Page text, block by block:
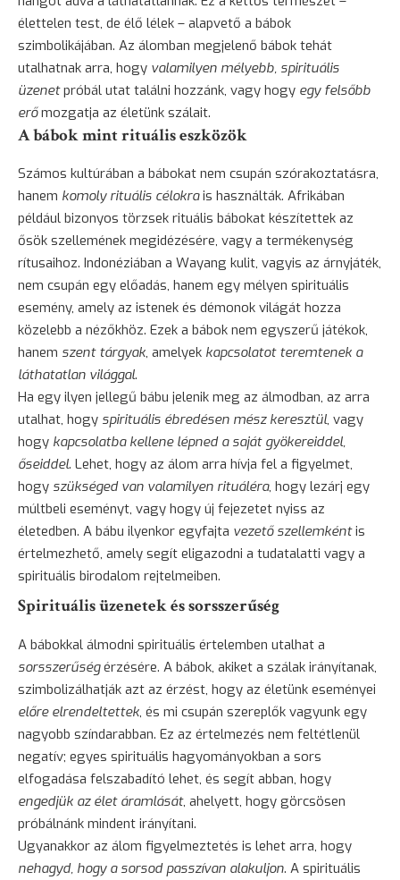
élettelen test, de élő lélek – alapvető a bábok
szimbolikájában. Az álomban megjelenő bábok tehát
utalhatnak arra, hogy valamilyen mélyebb, spirituális
üzenetpróbál utat találni hozzánk, vagy hogy egy felsőbb
erőmozgatja az életünk szálait.
A bábok mint rituális eszközök
Számos kultúrában a bábokat nem csupán szórakoztatásra,
hanem komoly rituális célokrais használták. Afrikában
például bizonyos törzsek rituális bábokat készítettek az
ősök szellemének megidézésére, vagy a termékenység
rítusaihoz. Indonéziában a Wayang kulit, vagyis az árnyjáték,
nem csupán egy előadás, hanem egy mélyen spirituális
esemény, amely az istenek és démonok világát hozza
közelebb a nézőkhöz. Ezek a bábok nem egyszerű játékok,
hanem szent tárgyak, amelyek kapcsolatot teremtenek a
láthatatlan világgal.
Ha egy ilyen jellegű bábu jelenik meg az álmodban, az arra
utalhat, hogy spirituális ébredésen mész keresztül, vagy
hogy kapcsolatba kellene lépned a saját gyökereiddel,
őseiddel. Lehet, hogy az álom arra hívja fel a figyelmet,
hogy szükséged van valamilyen rituáléra, hogy lezárj egy
múltbeli eseményt, vagy hogy új fejezetet nyiss az
életedben. A bábu ilyenkor egyfajta vezető szellemkéntis
értelmezhető, amely segít eligazodni a tudatalatti vagy a
spirituális birodalom rejtelmeiben.
Spirituális üzenetek és sorsszerűség
A bábokkal álmodni spirituális értelemben utalhat a
sorsszerűségérzésére. A bábok, akiket a szálak irányítanak,
szimbolizálhatják azt az érzést, hogy az életünk eseményei
előre elrendeltettek, és mi csupán szereplők vagyunk egy
nagyobb színdarabban. Ez az értelmezés nem feltétlenül
negatív; egyes spirituális hagyományokban a sors
elfogadása felszabadító lehet, és segít abban, hogy
engedjük az élet áramlását, ahelyett, hogy görcsösen
próbálnánk mindent irányítani.
Ugyanakkor az álom figyelmeztetés is lehet arra, hogy
nehagyd, hogy a sorsod passzívan alakuljon. A spirituális